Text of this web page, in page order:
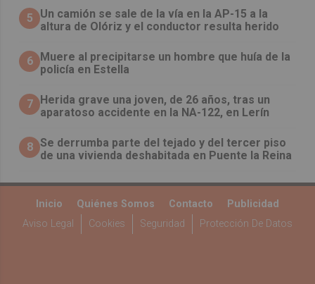
5
Un camión se sale de la vía en la AP-15 a la
altura de Olóriz y el conductor resulta herido
6 Muere al precipitarse un hombre que huía de la
policía en Estella
7 Herida grave una joven, de 26 años, tras un
aparatoso accidente en la NA-122, en Lerín
8 Se derrumba parte del tejado y del tercer piso
de una vivienda deshabitada en Puente la Reina
Inicio Quiénes Somos Contacto
Publicidad
Aviso Legal
Cookies Seguridad Protección De Datos